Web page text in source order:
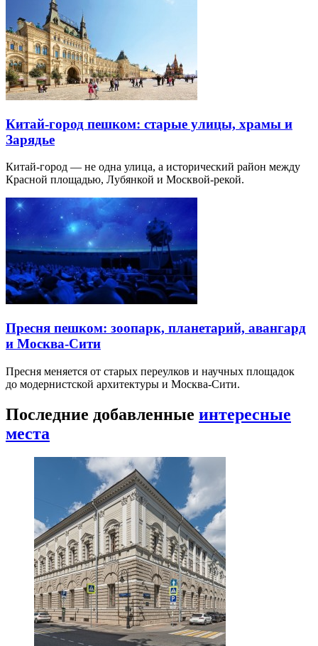
Китай-город пешком: старые улицы, храмы и
Зарядье
Китай-город — не одна улица, а исторический район между
Красной площадью, Лубянкой и Москвой-рекой.
Пресня пешком: зоопарк, планетарий, авангард
и Москва-Сити
Пресня меняется от старых переулков и научных площадок
до модернистской архитектуры и Москва-Сити.
Последние добавленные интересные
места